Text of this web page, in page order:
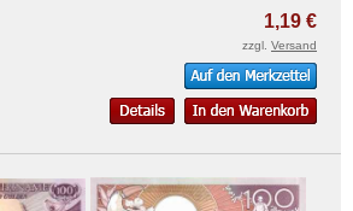
1,19 €
zzgl. Versand